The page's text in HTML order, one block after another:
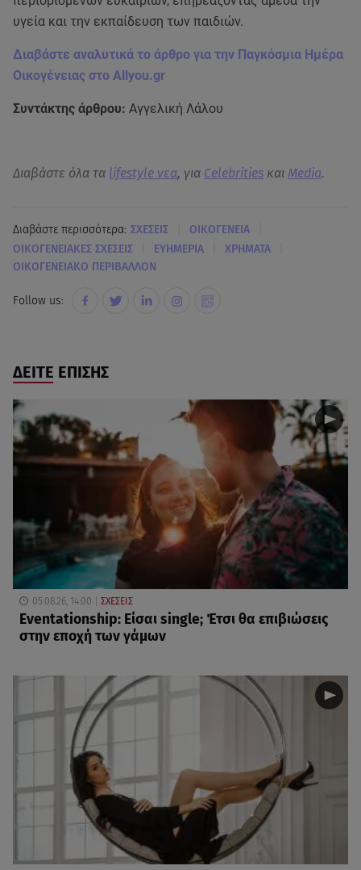
υγεία και την εκπαίδευση των παιδιών.
Διαβάστε αναλυτικά το άρθρο για την Παγκόσμια Ημέρα
Οικογένειας στο Allyou.gr
Συντάκτης άρθρου: Αγγελική Λάλου
Διαβάστε όλα τα lifestyle νεα, για Celebrities και Media.
Διαβάστε περισσότερα: ΣΧΕΣΕΙΣ ΟΙΚΟΓΕΝΕΙΑ
ΟΙΚΟΓΕΝΕΙΑΚΕΣ ΣΧΕΣΕΙΣ ΕΥΗΜΕΡΙΑ ΧΡΗΜΑΤΑ
ΟΙΚΟΓΕΝΕΙΑΚΟ ΠΕΡΙΒΑΛΛΟΝ
Follow us:
ΔΕΙΤΕ ΕΠΙΣΗΣ
05.08.26, 14:00 ΣΧΕΣΕΙΣ
Eventationship: Είσαι single; Έτσι θα επιβιώσεις
στην εποχή των γάμων